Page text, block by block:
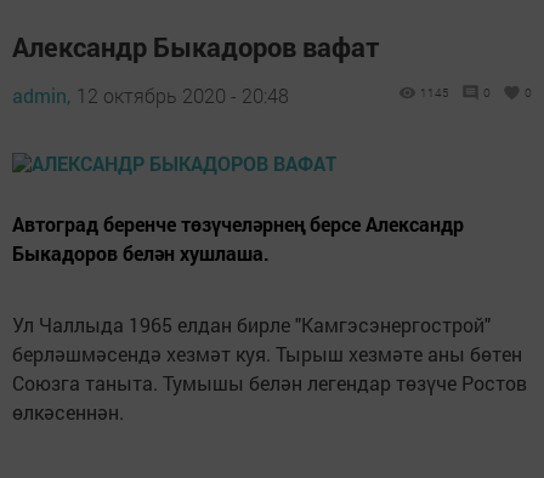
Александр Быкадоров вафат
admin, 12 октябрь 2020 - 20:48 1145 0 0
Автоград беренче төзүчеләрнең берсе Александр
Быкадоров белән хушлаша.
Ул Чаллыда 1965 елдан бирле "Камгэсэнергострой"
берләшмәсендә хезмәт куя. Тырыш хезмәте аны бөтен
Союзга таныта. Тумышы белән легендар төзүче Ростов
өлкәсеннән.